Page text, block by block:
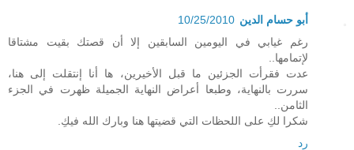
أبو حسام الدين 10/25/2010
رغم غيابي في اليومين السابقين إلا أن قصتك بقيت مشتاقا
لإتمامها..
عدت فقرأت الجزئين ما قبل الأخيرين، ها أنا إنتقلت إلى هنا،
سررت بالنهاية، وطبعا أعراض النهاية الجميلة ظهرت في الجزء
الثامن..
شكرا لكِ على اللحظات التي قضيتها هنا وبارك الله فيكِ.
رد